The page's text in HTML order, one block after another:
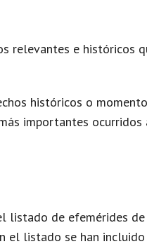
relevantes e históricos
históricos o
importantes
listado de efemérides
el listado se han